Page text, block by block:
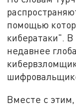
помощью
кибератаки".
недавнее
Вместе с этим,